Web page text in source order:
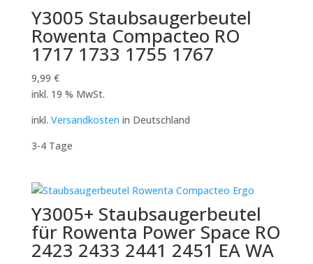
Y3005 Staubsaugerbeutel
Rowenta Compacteo RO
1717 1733 1755 1767
9,99 €
inkl. 19 % MwSt.
inkl. Versandkosten in Deutschland
3-4 Tage
Y3005+ Staubsaugerbeutel
für Rowenta Power Space RO
2423 2433 2441 2451 EA WA